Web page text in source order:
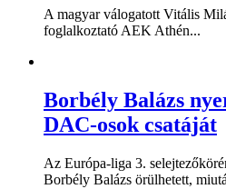
A magyar válogatott Vitális
foglalkoztató AEK Athén...
Borbély Balázs
DAC-osok csatáját
Az Európa-liga 3.
Borbély Balázs örülhetett,